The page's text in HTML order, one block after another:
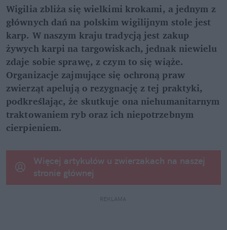
Wigilia zbliża się wielkimi krokami, a jednym z
głównych dań na polskim wigilijnym stole jest
karp. W naszym kraju tradycją jest zakup
żywych karpi na targowiskach, jednak niewielu
zdaje sobie sprawę, z czym to się wiąże.
Organizacje zajmujące się ochroną praw
zwierząt apelują o rezygnację z tej praktyki,
podkreślając, że skutkuje ona niehumanitarnym
traktowaniem ryb oraz ich niepotrzebnym
cierpieniem.
Więcej artykułów u zwierzakach na naszej
stronie głównej
REKLAMA